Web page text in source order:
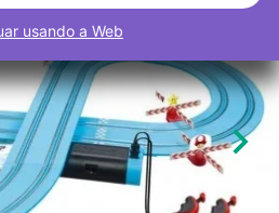

usando a Web